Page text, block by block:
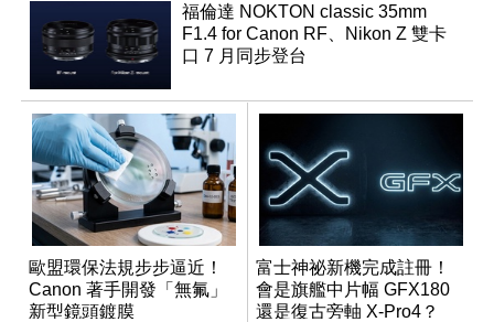
福倫達 NOKTON classic 35mm
F1.4 for Canon RF、Nikon Z 雙卡
口 7 月同步登台
歐盟環保法規步步逼近！
Canon 著手開發「無氟」
新型鏡頭鍍膜
富士神祕新機完成註冊！
會是旗艦中片幅 GFX180
還是復古旁軸 X-Pro4？